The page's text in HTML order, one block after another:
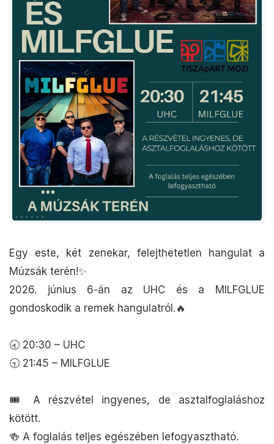
Egy este, két zenekar, felejthetetlen hangulat a
Múzsák terén!✨
2026. június 6-án az UHC és a MILFGLUE
gondoskodik a remek hangulatról.🔥
🕣 20:30 – UHC
🕤 21:45 – MILFGLUE
🎟️ A részvétel ingyenes, de asztalfoglaláshoz
kötött.
🍻 A foglalás teljes egészében lefogyasztható.